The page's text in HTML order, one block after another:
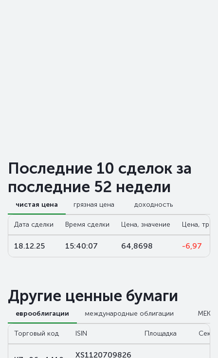
Последние 10 сделок за
последние 52 недели
чистая цена грязная цена доходность
Дата сделки Время сделки Цена, значение Цена,
18.12.25 15:40:07 64,8698 -6,97
Другие ценные бумаги
еврооблигации международные облигации
Торговый код ISIN Площадка
XS1120709826